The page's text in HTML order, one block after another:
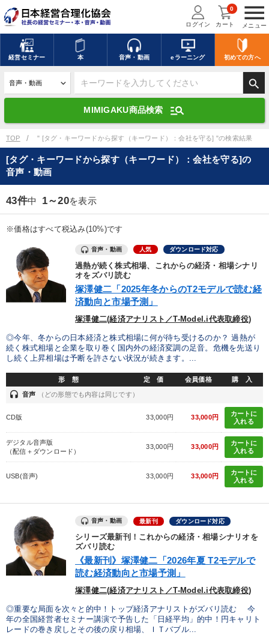
menu
メニュー
ログイン カート
0
経営セミナー 本 音声・動画 eラーニング 初めての方へ
search
MIMIGAKU商品検索 manage_search
キーワードを入力して探す
デジタル版対応のみ検索結果に表示する
search 上記の条件で検索
mic 講演収録物を探す
全国経営者セミナー講演収録物（全1315タイトル）からお探しいただけ
ます
優秀各社の智恵と戦略 事業家のロマンと経営
若手異才経営者の発想 専門家のアドバイス
テーマ
音声と動画で学ぶ 【2026年7月】音声・映像ご案内商品
仕事のスキルと人間力を高める知恵を身につける
【最新刊】精神科医・和田秀樹の「老いない力」＋健康な社長と
会社をつくる厳選講話
組織と人を動かすマネジメント力を磨く 【1月】音声・映像
業種
製造業 卸売・小売・飲食業
IT・サービス・金融業 コンサルタント
キーワード
TOP " [タグ・キーワードから探す（キーワード）：会社を守る] "の検索結果
[タグ・キーワードから探す（キーワード）：会社を守る]の
音声・動画
43件中 1～20を表示
※価格はすべて税込み(10%)です
音声・動画 人気 ダウンロード対応
過熱が続く株式相場、これからの経済・相場シナリ
オをズバリ読む
塚澤健二「2025年冬からのT2モデルで読む経
済動向と市場予測」
塚澤健二(経済アナリスト／T-Model.i代表取締役)
◎今年、冬からの日本経済と株式相場に何が待ち受けるのか？ 過熱が
続く株式相場と企業を取り巻く国内外の経済変調の足音。危機を先送り
し続く上昇相場は予断を許さない状況が続きます。...
形 態 定 価 会員価格 購 入
headset 音声 （どの形態でも内容は同じです）
CD版 33,000円 33,000円
カートに
入れる
デジタル音声版
（配信＋ダウンロード）
33,000円 33,000円
カートに
入れる
USB(音声) 33,000円 33,000円
カートに
入れる
音声・動画 最新刊 ダウンロード対応
シリーズ最新刊！これからの経済・相場シナリオを
ズバリ読む
《最新刊》塚澤健二「2026年夏 T2モデルで
読む経済動向と市場予測」
塚澤健二(経済アナリスト／T-Model.i代表取締役)
◎重要な局面を次々と的中！トップ経済アナリストがズバリ読む 今
年の全国経営者セミナー講演で予告した「日経平均」的中！円キャリト
レードの巻き戻しとその後の戻り相場、ＩＴバブル...